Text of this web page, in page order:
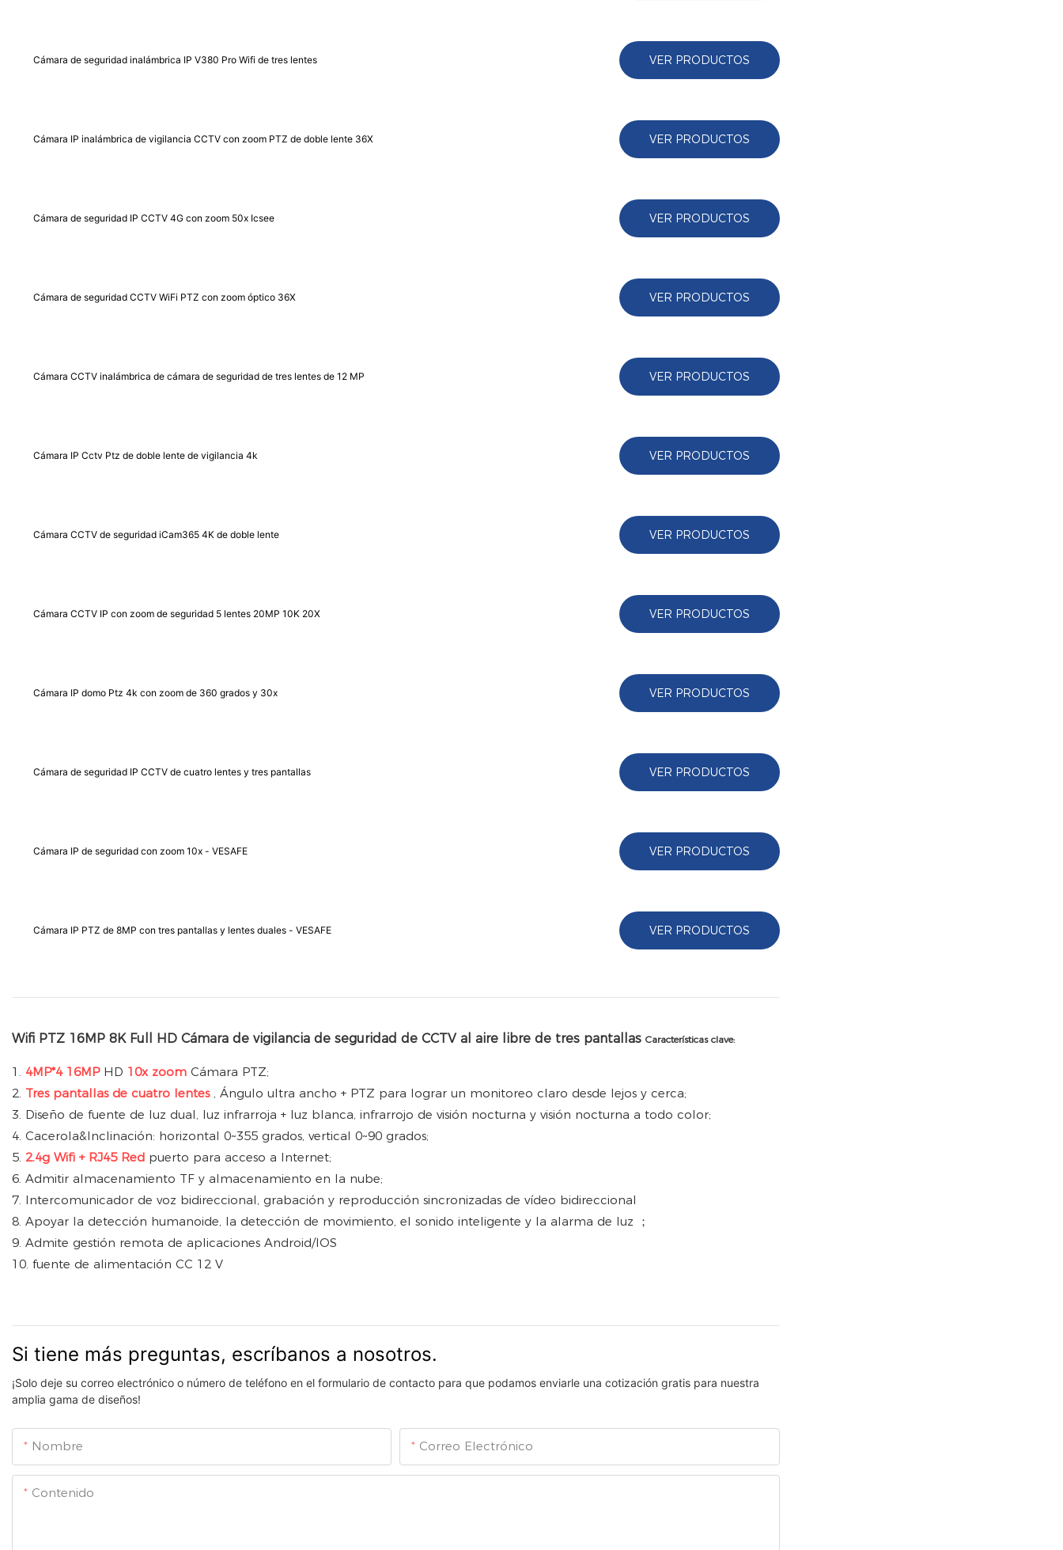
Cámara de seguridad inalámbrica IP V380 Pro Wifi de tres lentes VER PRODUCTOS
Cámara IP inalámbrica de vigilancia CCTV con zoom PTZ de doble lente 36X VER PRODUCTOS
Cámara de seguridad IP CCTV 4G con zoom 50x Icsee VER PRODUCTOS
Cámara de seguridad CCTV WiFi PTZ con zoom óptico 36X VER PRODUCTOS
Cámara CCTV inalámbrica de cámara de seguridad de tres lentes de 12 MP VER PRODUCTOS
Cámara IP Cctv Ptz de doble lente de vigilancia 4k VER PRODUCTOS
Cámara CCTV de seguridad iCam365 4K de doble lente VER PRODUCTOS
Cámara CCTV IP con zoom de seguridad 5 lentes 20MP 10K 20X VER PRODUCTOS
Cámara IP domo Ptz 4k con zoom de 360 ​​grados y 30x VER PRODUCTOS
Cámara de seguridad IP CCTV de cuatro lentes y tres pantallas VER PRODUCTOS
Cámara IP de seguridad con zoom 10x - VESAFE VER PRODUCTOS
Cámara IP PTZ de 8MP con tres pantallas y lentes duales - VESAFE VER PRODUCTOS
Wifi PTZ 16MP 8K Full HD Cámara de vigilancia de seguridad de CCTV al aire libre de tres pantallas Características clave:
1. 4MP*4 16MP HD 10x zoom Cámara PTZ;
2. Tres pantallas de cuatro lentes , Ángulo ultra ancho + PTZ para lograr un monitoreo claro desde lejos y cerca;
3. Diseño de fuente de luz dual, luz infrarroja + luz blanca, infrarrojo de visión nocturna y visión nocturna a todo color;
4. Cacerola&Inclinación: horizontal 0~355 grados, vertical 0~90 grados;
5. 2.4g Wifi + RJ45 Red puerto para acceso a Internet;
6. Admitir almacenamiento TF y almacenamiento en la nube;
7. Intercomunicador de voz bidireccional, grabación y reproducción sincronizadas de vídeo bidireccional
8. Apoyar la detección humanoide, la detección de movimiento, el sonido inteligente y la alarma de luz ；
9. Admite gestión remota de aplicaciones Android/IOS
10. fuente de alimentación CC 12 V
Si tiene más preguntas, escríbanos a nosotros.
¡Solo deje su correo electrónico o número de teléfono en el formulario de contacto para que podamos enviarle una cotización gratis para nuestra
amplia gama de diseños!
Nombre Correo Electrónico
Contenido